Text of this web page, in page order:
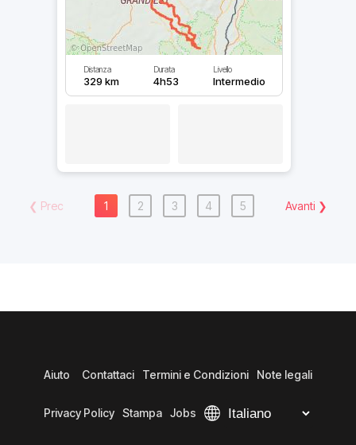
Distanza
329 km
Durata
4h53
Livello
Intermedio
❮ Prec 1 2 3 4 5 Avanti ❯
Aiuto Contattaci Termini e Condizioni Note legali
Privacy Policy Stampa Jobs